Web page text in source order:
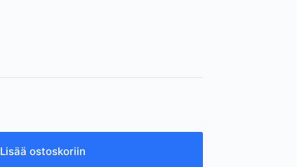
Lisää ostoskoriin